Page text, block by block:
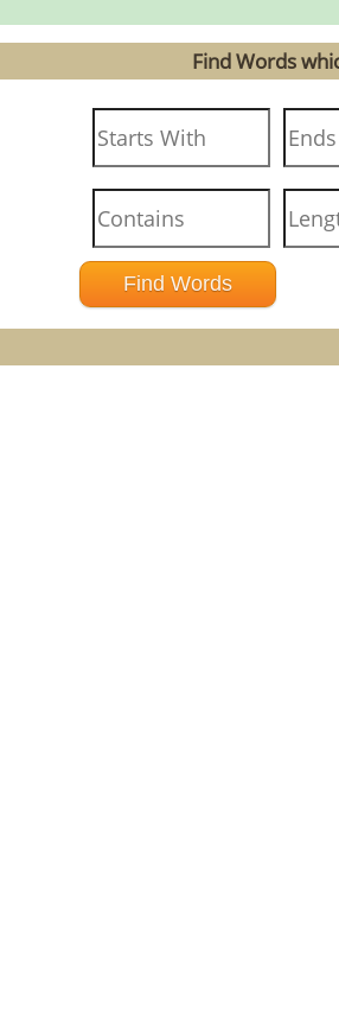
Find Words